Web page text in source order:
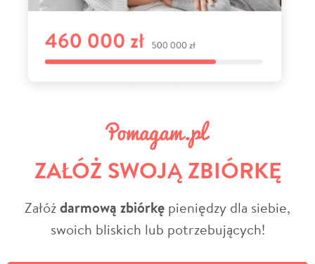
ZAŁÓŻ SWOJĄ ZBIÓRKĘ
Załóżdarmową zbiórkę pieniędzy dla siebie,
swoich bliskich lub potrzebujących!